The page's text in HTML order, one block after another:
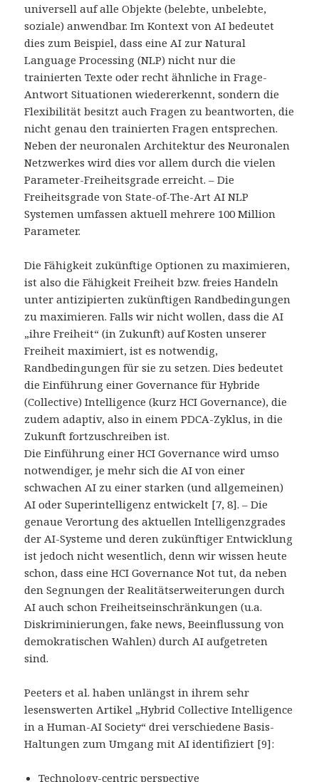
universell auf alle Objekte (belebte, unbelebte,
soziale) anwendbar. Im Kontext von AI bedeutet
dies zum Beispiel, dass eine AI zur Natural
Language Processing (NLP) nicht nur die
trainierten Texte oder recht ähnliche in Frage-
Antwort Situationen wiedererkennt, sondern die
Flexibilität besitzt auch Fragen zu beantworten, die
nicht genau den trainierten Fragen entsprechen.
Neben der neuronalen Architektur des Neuronalen
Netzwerkes wird dies vor allem durch die vielen
Parameter-Freiheitsgrade erreicht. – Die
Freiheitsgrade von State-of-The-Art AI NLP
Systemen umfassen aktuell mehrere 100 Million
Parameter.
Die Fähigkeit zukünftige Optionen zu maximieren,
ist also die Fähigkeit Freiheit bzw. freies Handeln
unter antizipierten zukünftigen Randbedingungen
zu maximieren. Falls wir nicht wollen, dass die AI
„ihre Freiheit“ (in Zukunft) auf Kosten unserer
Freiheit maximiert, ist es notwendig,
Randbedingungen für sie zu setzen. Dies bedeutet
die Einführung einer Governance für Hybride
(Collective) Intelligence (kurz HCI Governance), die
zudem adaptiv, also in einem PDCA-Zyklus, in die
Zukunft fortzuschreiben ist.
Die Einführung einer HCI Governance wird umso
notwendiger, je mehr sich die AI von einer
schwachen AI zu einer starken (und allgemeinen)
AI oder Superintelligenz entwickelt [7, 8]. – Die
genaue Verortung des aktuellen Intelligenzgrades
der AI-Systeme und deren zukünftiger Entwicklung
ist jedoch nicht wesentlich, denn wir wissen heute
schon, dass eine HCI Governance Not tut, da neben
den Segnungen der Realitätserweiterungen durch
AI auch schon Freiheitseinschränkungen (u.a.
Diskriminierungen, fake news, Beeinflussung von
demokratischen Wahlen) durch AI aufgetreten
sind.
Peeters et al. haben unlängst in ihrem sehr
lesenswerten Artikel „Hybrid Collective Intelligence
in a Human-AI Society“ drei verschiedene Basis-
Haltungen zum Umgang mit AI identifiziert [9]:
Technology-centric perspective